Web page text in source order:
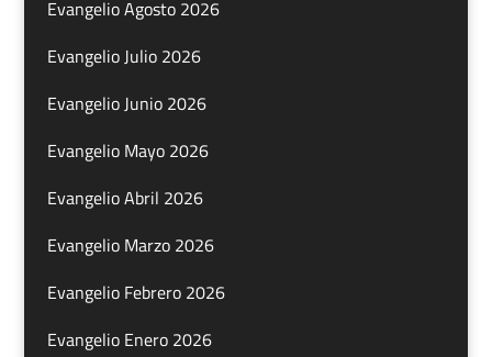
Evangelio Agosto 2026
Evangelio Julio 2026
Evangelio Junio 2026
Evangelio Mayo 2026
Evangelio Abril 2026
Evangelio Marzo 2026
Evangelio Febrero 2026
Evangelio Enero 2026